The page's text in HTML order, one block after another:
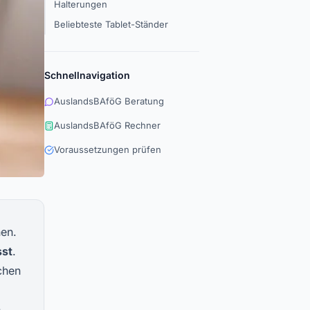
.
Halterungen
Beliebteste Tablet-Ständer
Schnellnavigation
AuslandsBAföG Beratung
AuslandsBAföG Rechner
Voraussetzungen prüfen